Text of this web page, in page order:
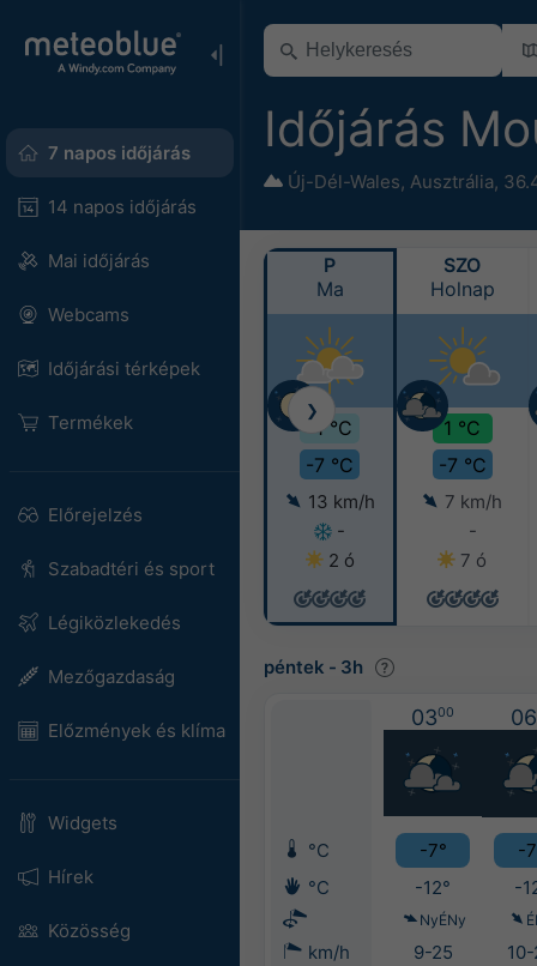
7 napos időjárás
14 napos időjárás
Mai időjárás
Webcams
Időjárási térképek
Termékek
Előrejelzés
Szabadtéri és sport
Légiközlekedés
Mezőgazdaság
Előzmények és klíma
Widgets
Hírek
Közösség
Időjárás
Új-Dél-Wales, Ausztrália,
P
Ma
-1 °C
-7 °C
13 km/h
-
2 ó
SZO
Holnap
1 °C
-7 °C
7 km/h
-
7 ó
❯
péntek - 3h
0300 06
°C -7° -
°C
-12° -
NyÉNy
km/h 9-25